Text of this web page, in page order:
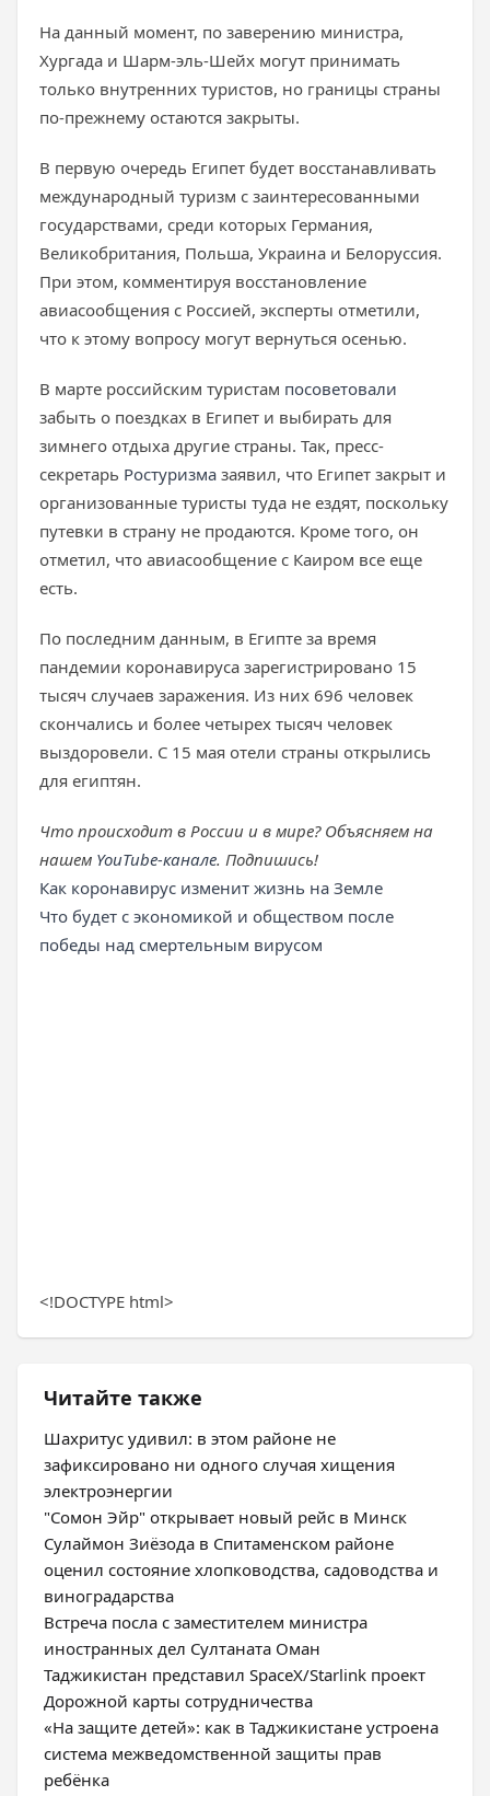
На данный момент, по заверению министра,
Хургада и Шарм-эль-Шейх могут принимать
только внутренних туристов, но границы страны
по-прежнему остаются закрыты.
В первую очередь Египет будет восстанавливать
международный туризм с заинтересованными
государствами, среди которых Германия,
Великобритания, Польша, Украина и Белоруссия.
При этом, комментируя восстановление
авиасообщения с Россией, эксперты отметили,
что к этому вопросу могут вернуться осенью.
В марте российским туристам посоветовали
забыть о поездках в Египет и выбирать для
зимнего отдыха другие страны. Так, пресс-
секретарь Ростуризма заявил, что Египет закрыт и
организованные туристы туда не ездят, поскольку
путевки в страну не продаются. Кроме того, он
отметил, что авиасообщение с Каиром все еще
есть.
По последним данным, в Египте за время
пандемии коронавируса зарегистрировано 15
тысяч случаев заражения. Из них 696 человек
скончались и более четырех тысяч человек
выздоровели. С 15 мая отели страны открылись
для египтян.
Что происходит в России и в мире? Объясняем на
нашем YouTube-канале. Подпишись!
Как коронавирус изменит жизнь на Земле
Что будет с экономикой и обществом после
победы над смертельным вирусом
<!DOCTYPE html>
Читайте также
Шахритус удивил: в этом районе не
зафиксировано ни одного случая хищения
электроэнергии
"Сомон Эйр" открывает новый рейс в Минск
Сулаймон Зиёзода в Спитаменском районе
оценил состояние хлопководства, садоводства и
виноградарства
Встреча посла с заместителем министра
иностранных дел Султаната Оман
Таджикистан представил SpaceX/Starlink проект
Дорожной карты сотрудничества
«На защите детей»: как в Таджикистане устроена
система межведомственной защиты прав
ребёнка